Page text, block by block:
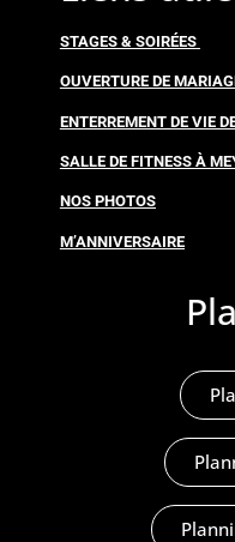
STAGES & SOIRÉES
OUVERTURE DE
ENTERREMENT DE VIE
SALLE DE FITNESS À
NOS PHOTOS
M’ANNIVERSAIRE